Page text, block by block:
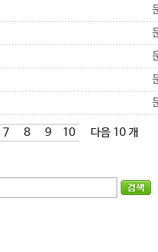
7 8 9 10 다음 10 개